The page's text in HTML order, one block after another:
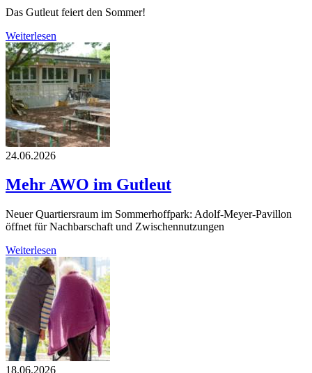
Das Gutleut feiert den Sommer!
Weiterlesen
24.06.2026
Mehr AWO im Gutleut
Neuer Quartiersraum im Sommerhoffpark: Adolf-Meyer-Pavillon
öffnet für Nachbarschaft und Zwischennutzungen
Weiterlesen
18.06.2026